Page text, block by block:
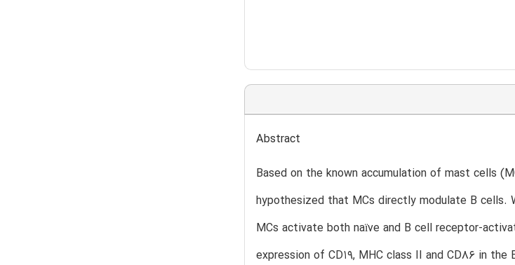
Abstract
Based on the known accumulation of mast cells
hypothesized that MCs directly modulate B cells.
MCs activate both naïve and B cell receptor-
expression of CD19, MHC class II and CD86 in